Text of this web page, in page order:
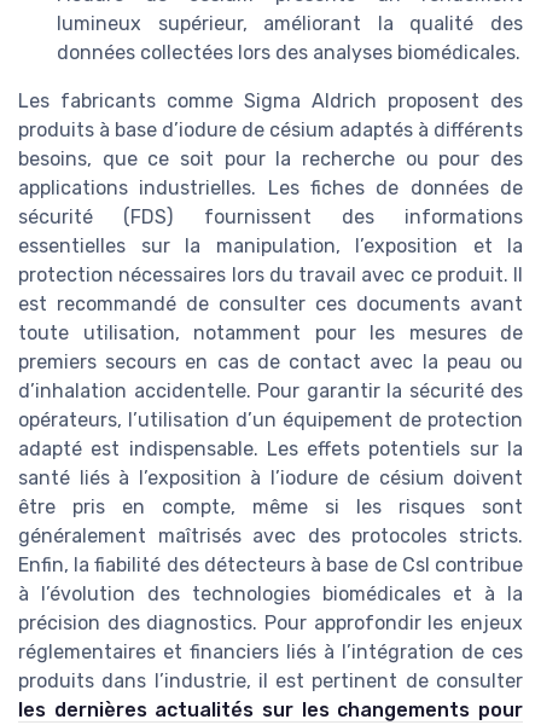
lumineux supérieur, améliorant la qualité des
données collectées lors des analyses biomédicales.
Les fabricants comme Sigma Aldrich proposent des
produits à base d’iodure de césium adaptés à différents
besoins, que ce soit pour la recherche ou pour des
applications industrielles. Les fiches de données de
sécurité (FDS) fournissent des informations
essentielles sur la manipulation, l’exposition et la
protection nécessaires lors du travail avec ce produit. Il
est recommandé de consulter ces documents avant
toute utilisation, notamment pour les mesures de
premiers secours en cas de contact avec la peau ou
d’inhalation accidentelle. Pour garantir la sécurité des
opérateurs, l’utilisation d’un équipement de protection
adapté est indispensable. Les effets potentiels sur la
santé liés à l’exposition à l’iodure de césium doivent
être pris en compte, même si les risques sont
généralement maîtrisés avec des protocoles stricts.
Enfin, la fiabilité des détecteurs à base de CsI contribue
à l’évolution des technologies biomédicales et à la
précision des diagnostics. Pour approfondir les enjeux
réglementaires et financiers liés à l’intégration de ces
produits dans l’industrie, il est pertinent de consulter
les dernières actualités sur les changements pour